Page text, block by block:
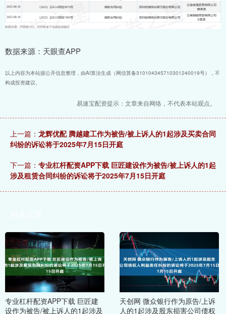
数据来源：天眼查APP
以上内容为本站据公开信息整理，由AI算法生成（网信算备310104345710301240019号），不
构成投资建议。
易速宝配资提示：文章来自网络，不代表本站观点。
上一篇： 龙辉优配 腾越建工作为被告/被上诉人的1起涉及买卖合同
纠纷的诉讼将于2025年7月15日开庭
下一篇： 专业杠杆配资APP下载 巨匠建设作为被告/被上诉人的1起
涉及租赁合同纠纷的诉讼将于2025年7月15日开庭
专业杠杆配资APP下载 巨匠建
设作为被告/被上诉人的1起涉及
天创网 微众银行作为原告/上诉
人的1起涉及股东损害公司债权